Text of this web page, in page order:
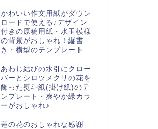
かわいい作文用紙がダウン
ロードで使える♪デザイン
付きの原稿用紙・水玉模様
の背景がおしゃれ！縦書
き・横型のテンプレート
あわじ結びの水引にクロー
バーとシロツメクサの花を
飾った熨斗紙(掛け紙)のテ
ンプレート・爽やか緑カラ
ーがおしゃれ♪
蓮の花のおしゃれな感謝